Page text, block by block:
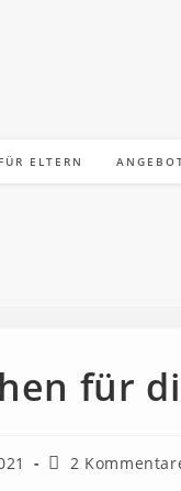
ELTERN
für
Beitrags-
2